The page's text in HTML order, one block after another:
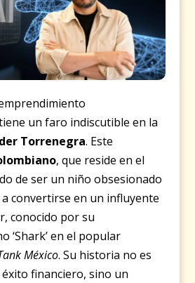
un faro indiscutible en la
Torrenegra. Este
, que reside en el
de ser un niño obsesionado
convertirse en un influyente
conocido por su
‘Shark’ en el popular
México. Su historia no es
financiero, sino un